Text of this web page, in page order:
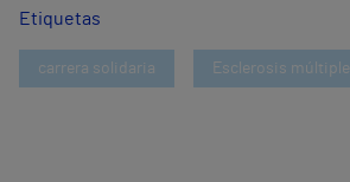
Etiquetas
carrera solidaria Esclerosis múltiple